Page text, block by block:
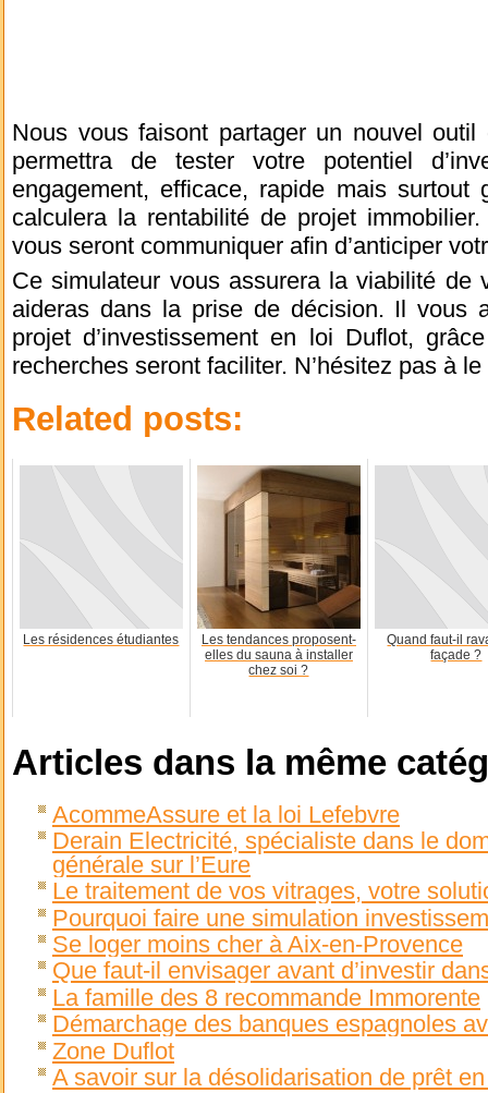
Nous vous faisont partager un nouvel
permettra de tester votre potentiel
engagement, efficace, rapide mais
calculera la rentabilité de projet
vous seront communiquer afin d’anticiper
Ce simulateur vous assurera la viabilité de
aideras dans la prise de décision. Il vous
projet d’investissement en loi Duflot,
recherches seront faciliter. N’hésitez pas à
Related posts:
Les résidences étudiantes
Les tendances proposent-
elles du sauna à installer
chez soi ?
Quand faut-il
façade ?
Articles dans la même
AcommeAssure et la loi Lefebvre
Derain Electricité, spécialiste dans le
générale sur l’Eure
Le traitement de vos vitrages, votre
Pourquoi faire une simulation
Se loger moins cher à Aix-en-Provence
Que faut-il envisager avant d’investir
La famille des 8 recommande Immorente
Démarchage des banques espagnoles
Zone Duflot
A savoir sur la désolidarisation de prêt